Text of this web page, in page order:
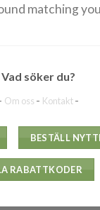
matching
Vad söker du?
Om oss - Kontakt-
BESTÄLL
RABATTKODER